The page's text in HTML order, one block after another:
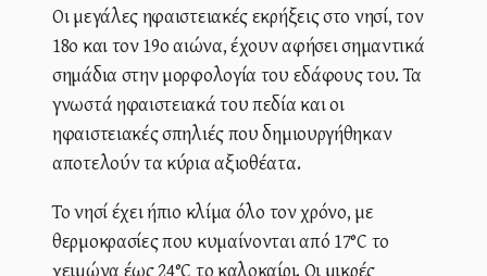
Οι μεγάλες ηφαιστειακές εκρήξεις στο νησί, τον
18ο και τον 19ο αιώνα, έχουν αφήσει σημαντικά
σημάδια στην μορφολογία του εδάφους του. Τα
γνωστά ηφαιστειακά του πεδία και οι
ηφαιστειακές σπηλιές που δημιουργήθηκαν
αποτελούν τα κύρια αξιοθέατα.
Το νησί έχει ήπιο κλίμα όλο τον χρόνο, με
θερμοκρασίες που κυμαίνονται από 17°C το